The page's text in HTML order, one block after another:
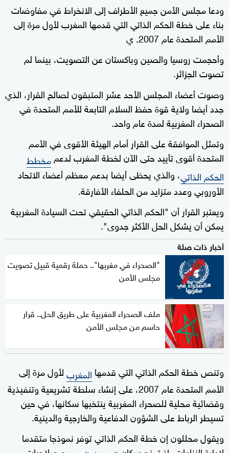
ودعا مجلس الأمن جميع الأطراف إلى الانخراط في مفاوضات
بناء على خطة الحكم الذاتي التي قدمها المغرب لأول مرة إلى
الأمم المتحدة عام 2007. ي
وأحجمت روسيا والصين وباكستان عن التصويت، بينما لم
تصوت الجزائر.
وصوت أعضاء المجلس الأحد عشر المتبقون لصالح القرار، الذي
جدد أيضا ولاية قوة حفظ السلام التابعة للأمم المتحدة في
الصحراء المغربية لمدة عام واحد.
وتمثل الموافقة على القرار أمام الهيئة الأقوى في الأمم
المتحدة أقوى تأييد حتى الآن لخطة المغرب لدعممخطط
الحكم الذاتي، والذي يحظى أيضا بدعم معظم أعضاء الاتحاد
الأوروبي وعدد متزايد من الحلفاء الأفارقة.
ويعتبر القرار أن "الحكم الذاتي الحقيقي تحت السيادة المغربية
يمكن أن يشكل الحل الأكثر جدوى".
أخبار ذات صلة
"الصحراء في مغربها".. حملة رقمية قبيل تصويت
مجلس الأمن
ملف الصحراء المغربية على طريق الحل.. قرار
حاسم من مجلس الأمن
وتنص خطة الحكم الذاتي التي قدمها المغربلأول مرة إلى
الأمم المتحدة عام 2007، على إنشاء سلطة تشريعية وتنفيذية
وقضائية محلية للصحراء المغربية ينتخبها سكانها، في حين
تسيطر الرباط على الشؤون الدفاعية والخارجية والدينية.
ويقول محللون إن خطة الحكم الذاتي توفر نموذجا متقدما